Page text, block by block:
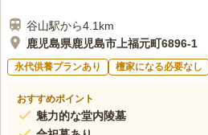
谷山駅から4.1km
鹿児島県鹿児島市上福元町6896-1
永代供養プランあり 檀家になる必要なし
おすすめポイント
魅力的な堂内陵墓